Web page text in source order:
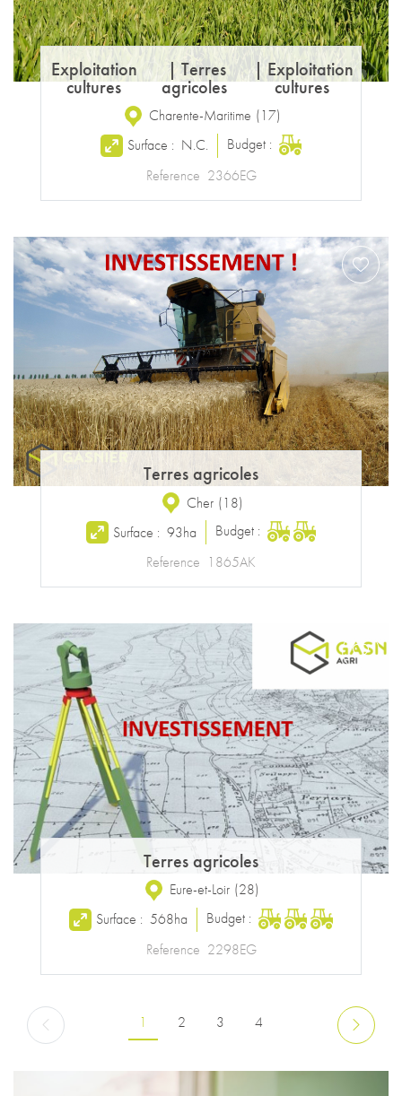
Exploitation
cultures
| Terres
agricoles
| Exploitation
cultures
Charente-Maritime (17)
Surface : N.C.
Budget :
Reference 2366EG
Terres agricoles
Cher (18)
Surface : 93ha
Budget :
Reference 1865AK
Terres agricoles
Eure-et-Loir (28)
Surface : 568ha
Budget :
Reference 2298EG
Pagination
Page précédente Page courante
1 Page
2 Page
3 Page
4 Page